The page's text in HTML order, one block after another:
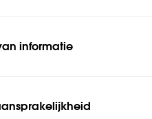
informatie